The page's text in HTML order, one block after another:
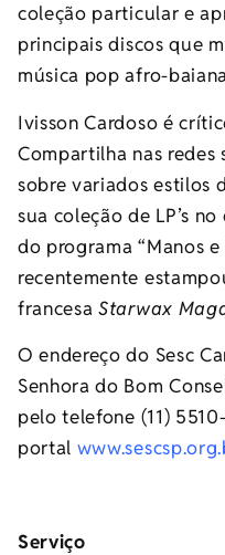
coleção particular e
principais discos que
música pop afro-
Ivisson Cardoso é
Compartilha nas redes
sobre variados estilos
sua coleção de LP’s
do programa “Manos
recentemente
francesaStarwax
O endereço do Sesc
Senhora do Bom
pelo telefone (11)
portal
Serviço